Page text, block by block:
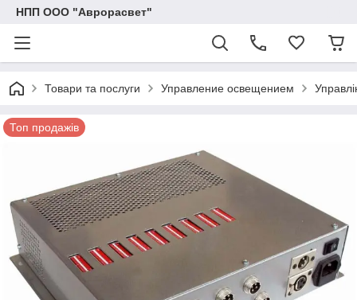
НПП ООО "Аврорасвет"
Товари та послуги Управление освещением
Топ продажів